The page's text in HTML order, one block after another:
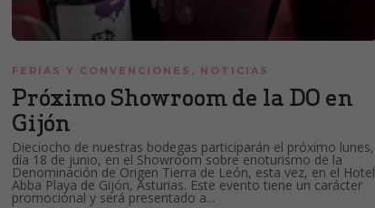
FERIAS Y CONVENCIONES , NOTICIAS
Próximo Showroom de la DO en
Gijón
Dieciocho de nuestras bodegas participarán el próximo lunes,
día 18 de junio, en el Showroom sobre enoturismo de la
Denominación de Origen Tierra de León, esta vez, en el Hotel
Abba Playa de Gijón, Asturias. Este evento tiene un carácter
promocional y será presentado a...